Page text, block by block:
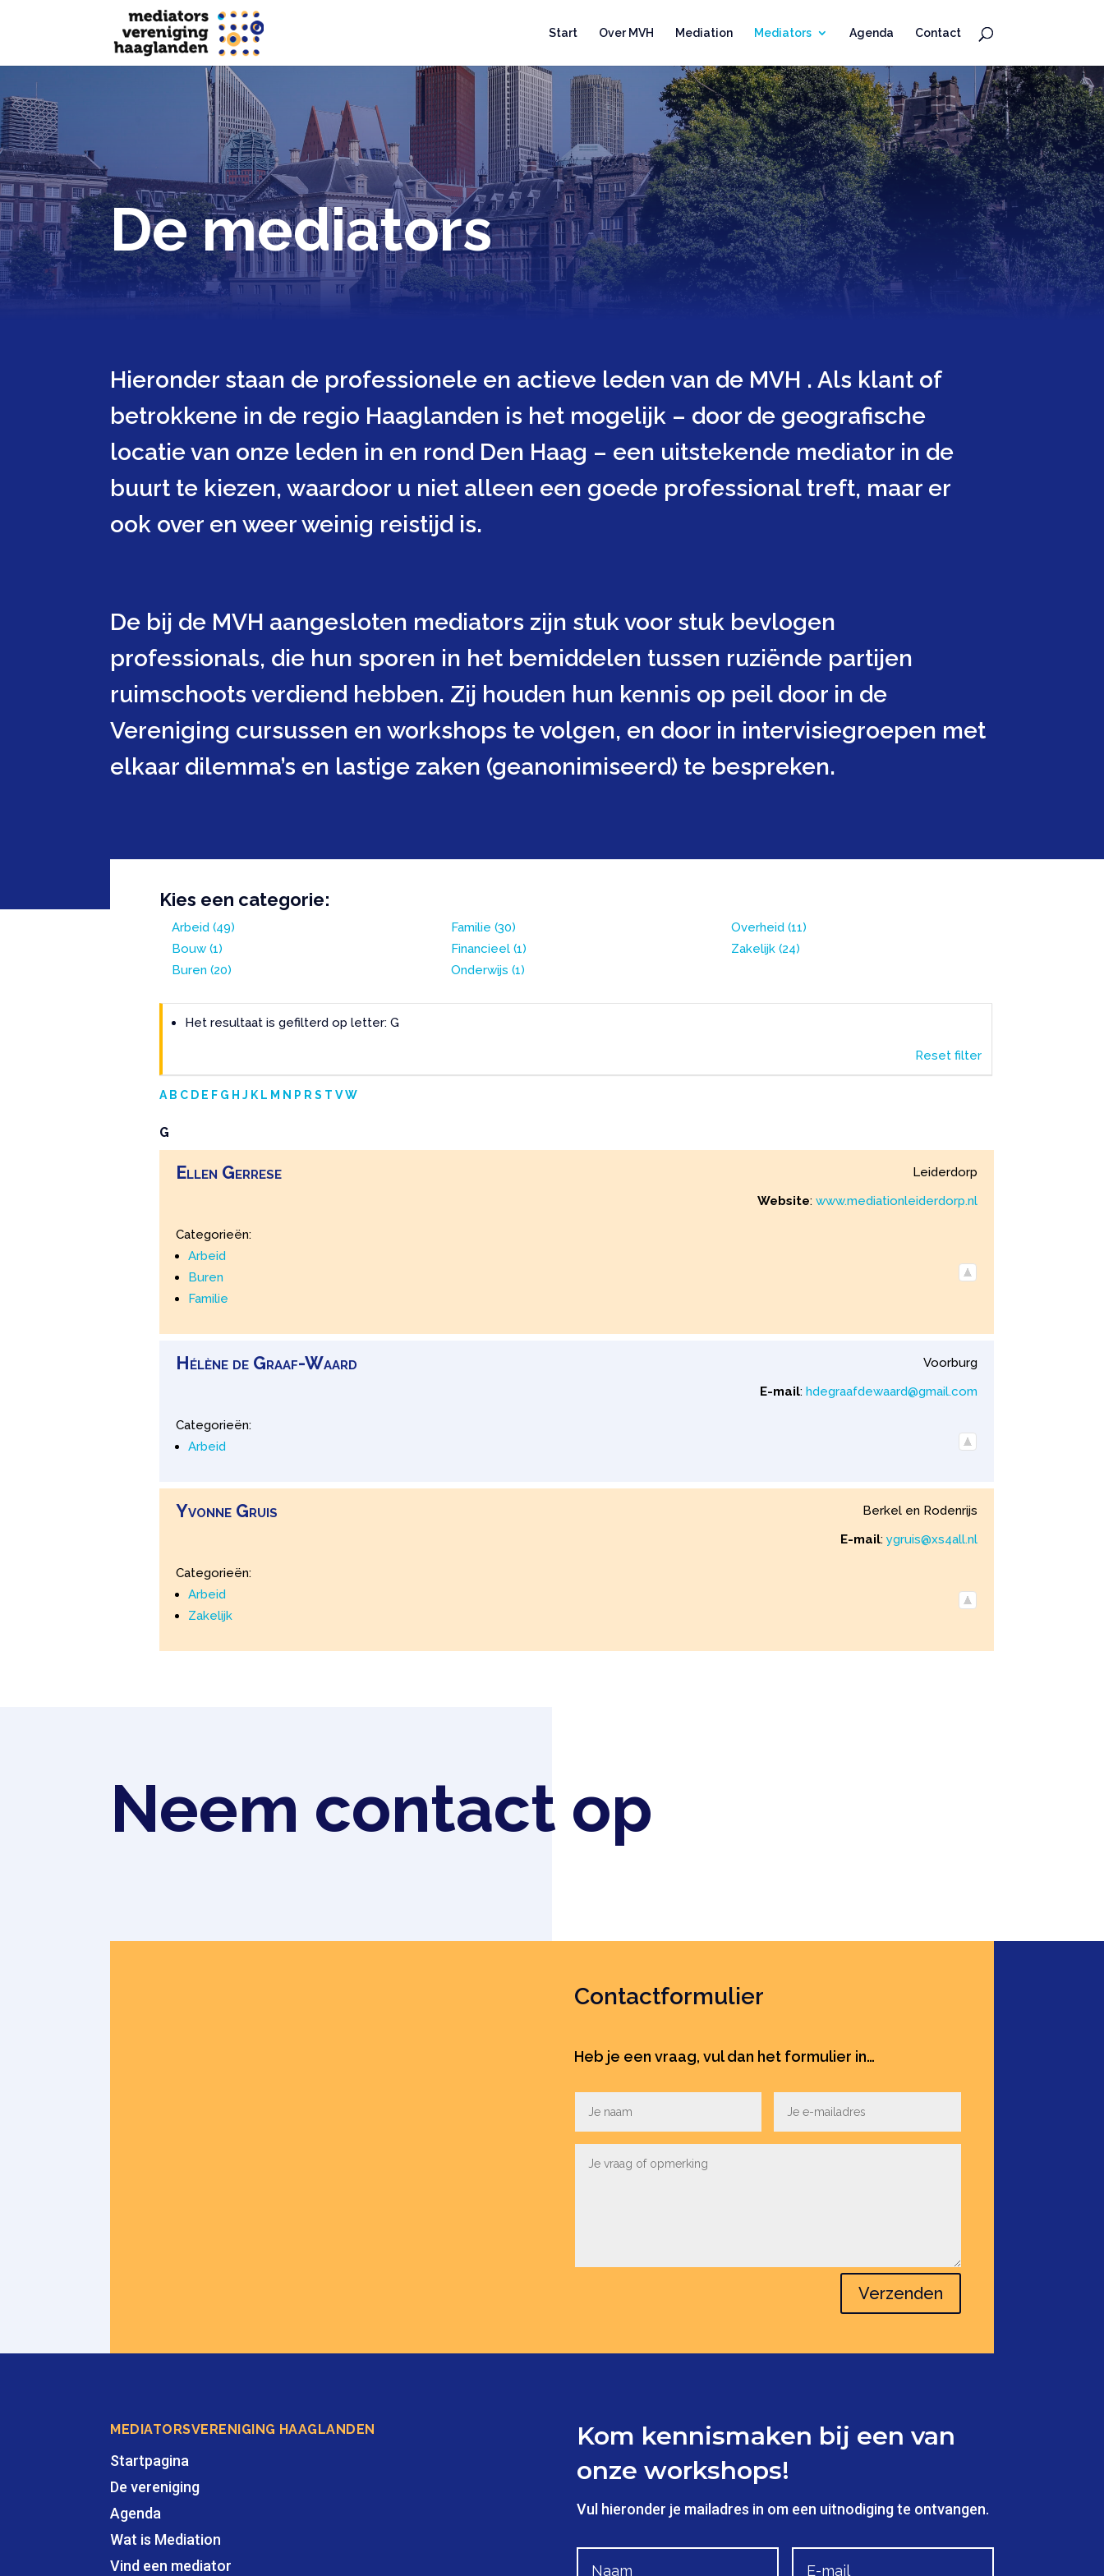
Start Over MVH Mediation Mediators Agenda Contact
De mediators
Hieronder staan de professionele en actieve leden van de MVH . Als klant of
betrokkene in de regio Haaglanden is het mogelijk – door de geografische
locatie van onze leden in en rond Den Haag – een uitstekende mediator in de
buurt te kiezen, waardoor u niet alleen een goede professional treft, maar er
ook over en weer weinig reistijd is.
De bij de MVH aangesloten mediators zijn stuk voor stuk bevlogen
professionals, die hun sporen in het bemiddelen tussen ruziënde partijen
ruimschoots verdiend hebben. Zij houden hun kennis op peil door in de
Vereniging cursussen en workshops te volgen, en door in intervisiegroepen met
elkaar dilemma’s en lastige zaken (geanonimiseerd) te bespreken.
Kies een categorie:
Arbeid (49)
Bouw (1)
Buren (20)
Familie (30)
Financieel (1)
Onderwijs (1)
Overheid (11)
Zakelijk(24)
Het resultaat is gefilterd op letter: G
Reset filter
A B C D E F G H J K L M N P R S T VW
G
Ellen Gerrese
Leiderdorp
Website: www.mediationleiderdorp.nl
Categorieën:
Arbeid
Buren
Familie
Hélène de Graaf-Waard
Voorburg
E-mail: hdegraafdewaard@gmail.com
Categorieën:
Arbeid
Yvonne Gruis
Berkel en Rodenrijs
E-mail: ygruis@xs4all.nl
Categorieën:
Arbeid
Zakelijk
Neem contact op
Contactformulier
Heb je een vraag, vul dan het formulier in…
Verzenden
MEDIATORSVERENIGING HAAGLANDEN
Startpagina
De vereniging
Agenda
Wat is Mediation
Vind een mediator
Kom kennismaken bij een van
onze workshops!
Vul hieronder je mailadres in om een uitnodiging te ontvangen.